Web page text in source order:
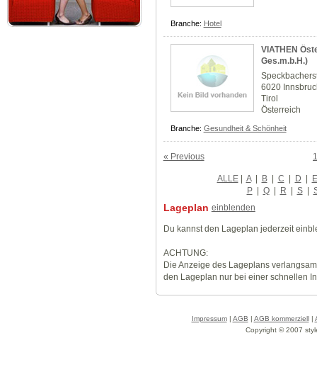
Branche: Hotel
VIATHEN
Ges.m.b.H.)
6020
Tirol
Österreich
Branche: Gesundheit & Schönheit
« Previous 1
ALLE| A | B | C | D | E
P | Q | R | S |
Lageplan einblenden
Du kannst den Lageplan jederzeit
ACHTUNG:
Die Anzeige des Lageplans
den Lageplan nur bei einer schnellen
Impressum| AGB | AGB kommerziell|
Copyright © 2007